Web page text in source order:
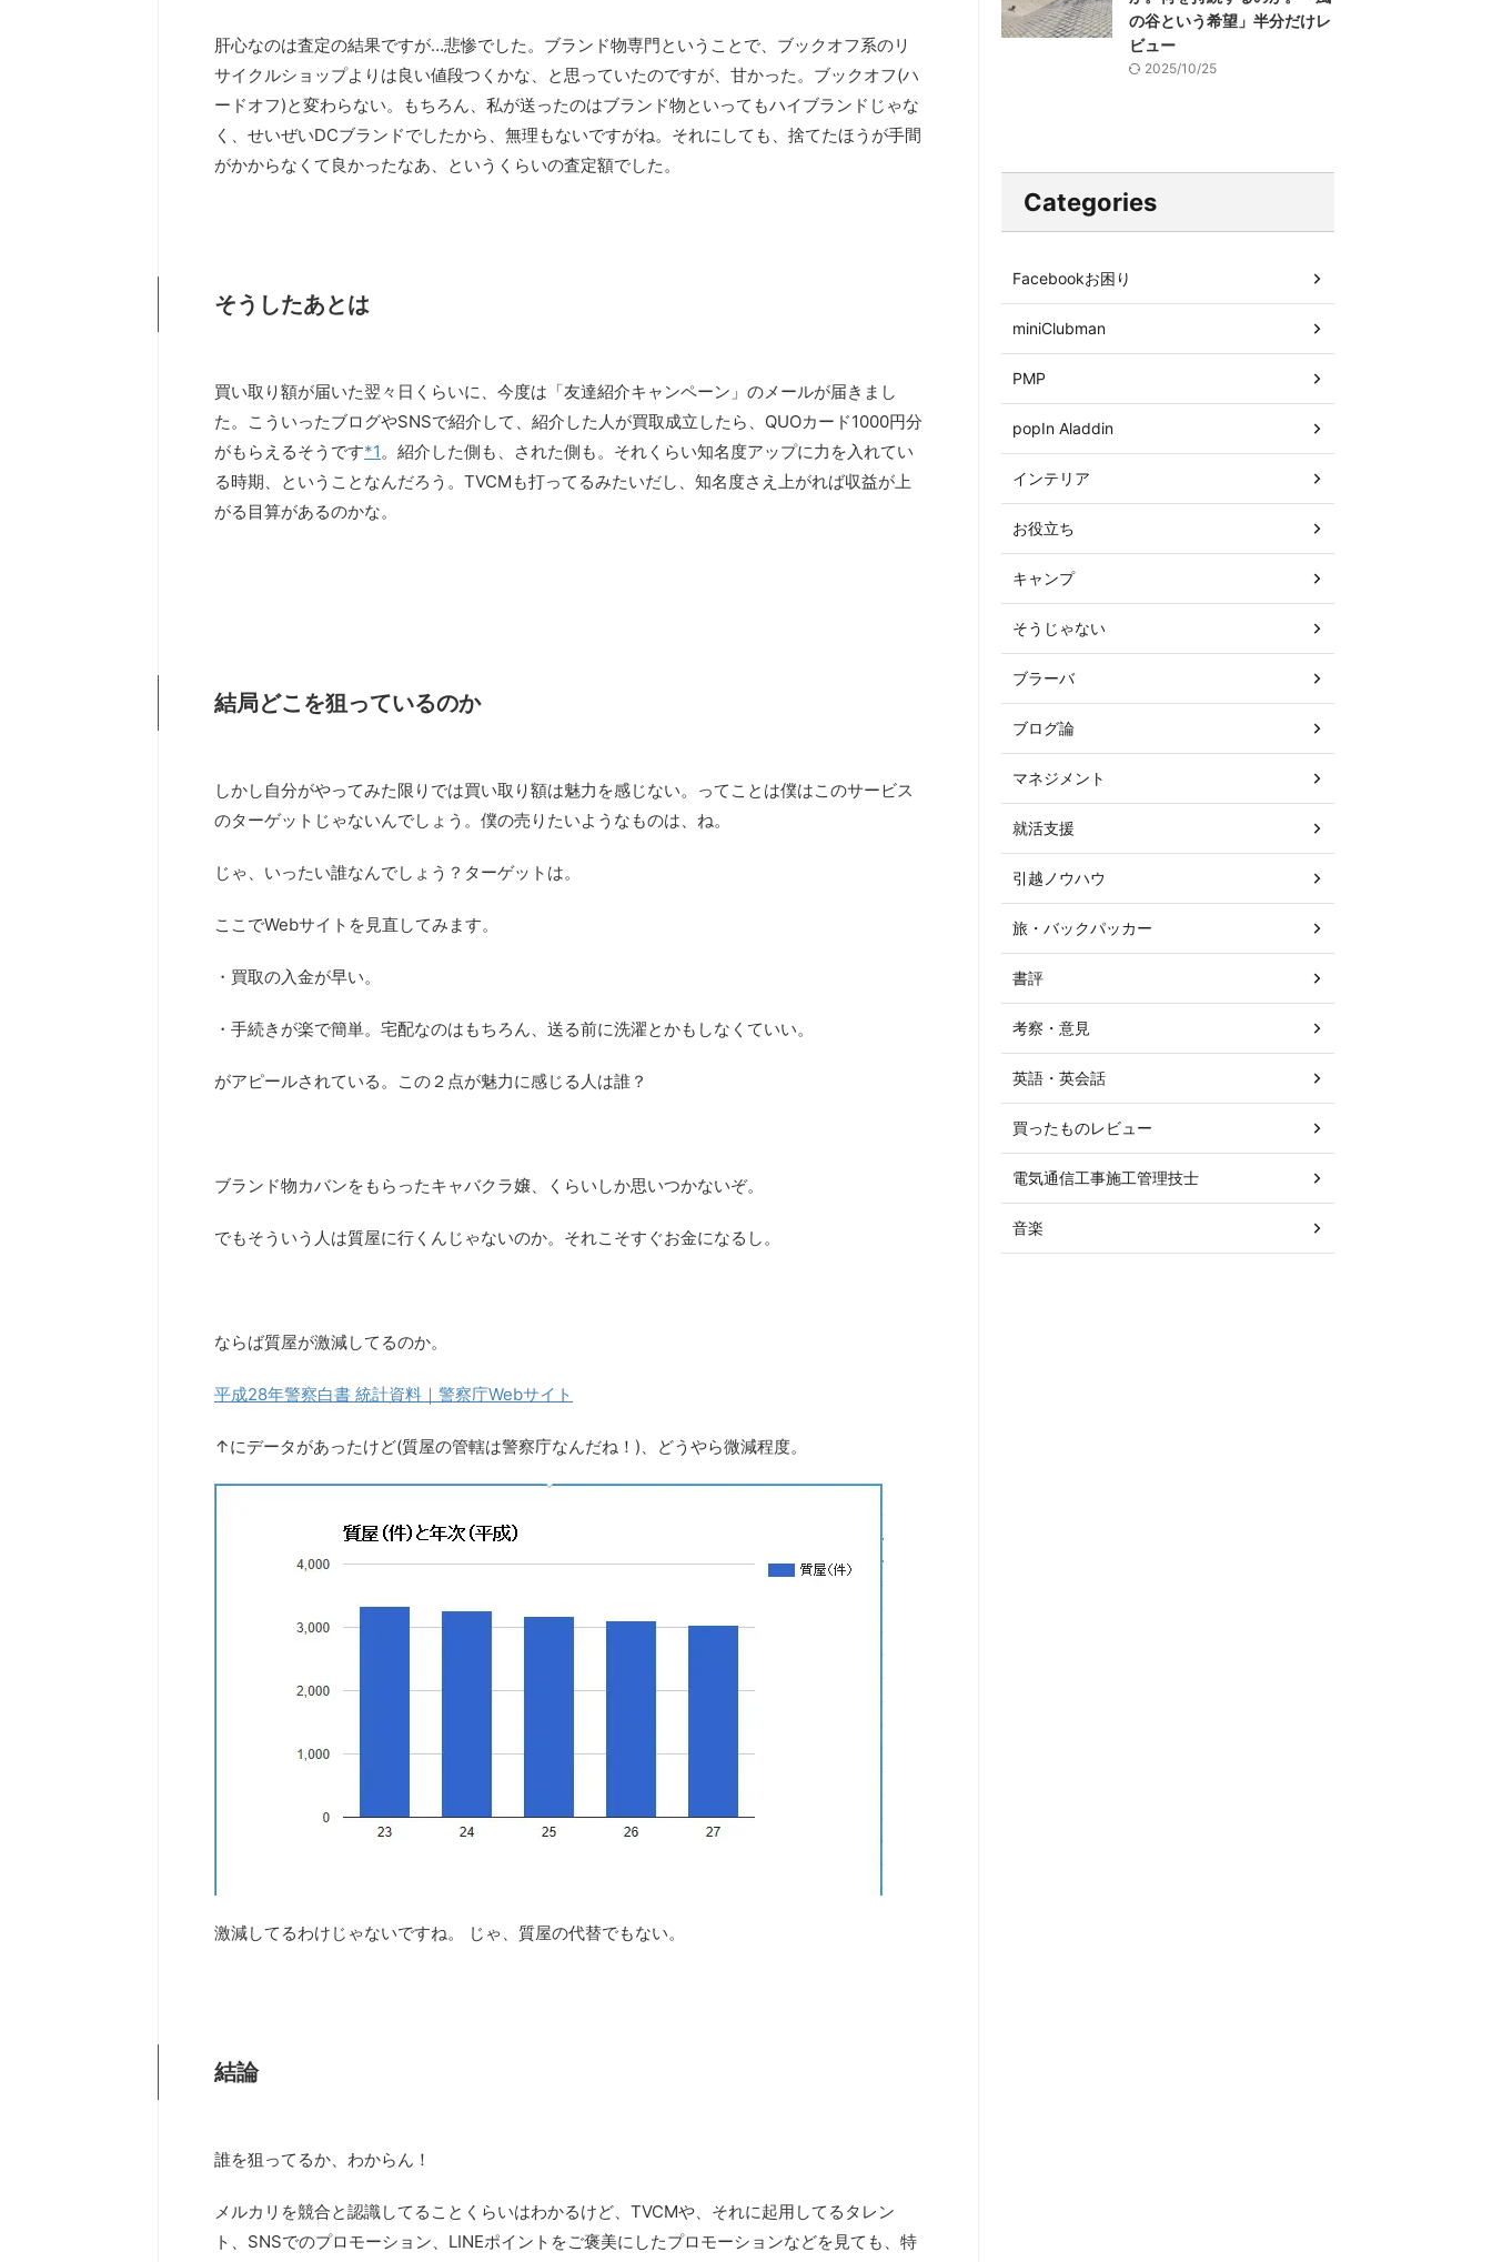
肝心なのは査定の結果ですが…悲惨でした。ブランド物専門ということで、ブックオフ系のリ
サイクルショップよりは良い値段つくかな、と思っていたのですが、甘かった。ブックオフ(ハ
ードオフ)と変わらない。もちろん、私が送ったのはブランド物といってもハイブランドじゃな
く、せいぜいDCブランドでしたから、無理もないですがね。それにしても、捨てたほうが手間
がかからなくて良かったなあ、というくらいの査定額でした。
そうしたあとは
買い取り額が届いた翌々日くらいに、今度は「友達紹介キャンペーン」のメールが届きまし
た。こういったブログやSNSで紹介して、紹介した人が買取成立したら、QUOカード1000円分
がもらえるそうです*1。紹介した側も、された側も。それくらい知名度アップに力を入れてい
る時期、ということなんだろう。TVCMも打ってるみたいだし、知名度さえ上がれば収益が上
がる目算があるのかな。
結局どこを狙っているのか
しかし自分がやってみた限りでは買い取り額は魅力を感じない。ってことは僕はこのサービス
のターゲットじゃないんでしょう。僕の売りたいようなものは、ね。
じゃ、いったい誰なんでしょう？ターゲットは。
ここでWebサイトを見直してみます。
・買取の入金が早い。
・手続きが楽で簡単。宅配なのはもちろん、送る前に洗濯とかもしなくていい。
がアピールされている。この２点が魅力に感じる人は誰？
ブランド物カバンをもらったキャバクラ嬢、くらいしか思いつかないぞ。
でもそういう人は質屋に行くんじゃないのか。それこそすぐお金になるし。
ならば質屋が激減してるのか。
平成28年警察白書 統計資料｜警察庁Webサイト
↑にデータがあったけど(質屋の管轄は警察庁なんだね！)、どうやら微減程度。
激減してるわけじゃないですね。 じゃ、質屋の代替でもない。
結論
誰を狙ってるか、わからん！
メルカリを競合と認識してることくらいはわかるけど、TVCMや、それに起用してるタレン
ト、SNSでのプロモーション、LINEポイントをご褒美にしたプロモーションなどを見ても、特
の谷という希望」半分だけレ
ビュー
2025/10/25
Categories
Facebookお困り
miniClubman
PMP
popIn Aladdin
インテリア
お役立ち
キャンプ
そうじゃない
ブラーバ
ブログ論
マネジメント
就活支援
引越ノウハウ
旅・バックパッカー
書評
考察・意見
英語・英会話
買ったものレビュー
電気通信工事施工管理技士
音楽